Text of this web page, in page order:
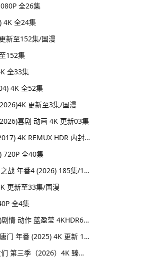
全26集
4K 全24集
新至152集/国漫
152集
全33集
4K 全52集
更新至3集/国漫
喜剧 动画 4K 更新03集
【原盘】妖猫传 (2017) 4K REMUX HDR 内封简英双语字幕
720P 全40集
凡人修仙传：幕兰之战‎ 年番4 (2026) 185集/1080P
更新至33集/国漫
全4集
兵自风中来 (2026)剧情 动作 蓝盈莹 4KHDR60FPS 更新20集
斗罗大陆 2：绝世唐门 年番 (2025) 4K 更新 164集/国漫
脱口秀和Ta的朋友们 第三季（2026）4K 臻彩MAX+ 50FPS 高码率 更0731期